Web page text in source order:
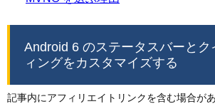
Android 6 のステータスバーとク
ィングをカスタマイズする
記事内にアフィリエイトリンクを含む場合が